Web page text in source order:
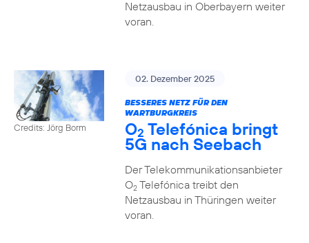
Netzausbau in Oberbayern weiter
voran.
Credits: Jörg Borm
02. Dezember 2025
BESSERES NETZ FÜR DEN
WARTBURGKREIS
O2 Telefónica bringt
5G nach Seebach
Der Telekommunikationsanbieter
O2Telefónica treibt den
Netzausbau in Thüringen weiter
voran.